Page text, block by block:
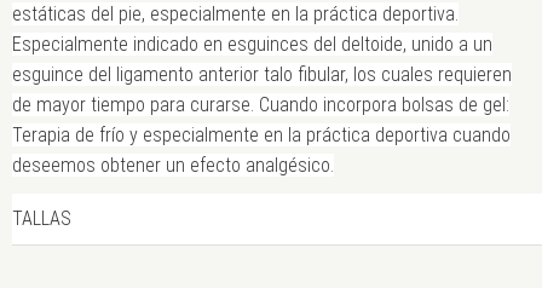
estáticas del pie, especialmente en la práctica deportiva.
Especialmente indicado en esguinces del deltoide, unido a un
esguince del ligamento anterior talo fibular, los cuales requieren
de mayor tiempo para curarse. Cuando incorpora bolsas de gel:
Terapia de frío y especialmente en la práctica deportiva cuando
deseemos obtener un efecto analgésico.
TALLAS